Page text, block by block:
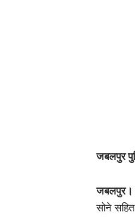
जबलपुर
जबलपुर।
सोने